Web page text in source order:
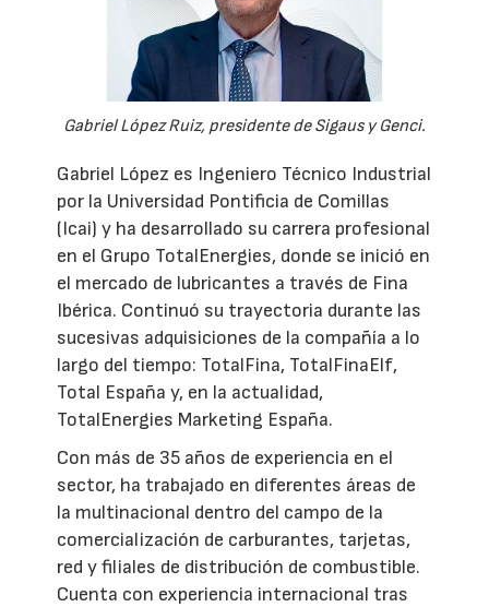
Gabriel López Ruiz, presidente de Sigaus y Genci.
Gabriel López es Ingeniero Técnico Industrial
por la Universidad Pontificia de Comillas
(Icai) y ha desarrollado su carrera profesional
en el Grupo TotalEnergies, donde se inició en
el mercado de lubricantes a través de Fina
Ibérica. Continuó su trayectoria durante las
sucesivas adquisiciones de la compañía a lo
largo del tiempo: TotalFina, TotalFinaElf,
Total España y, en la actualidad,
TotalEnergies Marketing España.
Con más de 35 años de experiencia en el
sector, ha trabajado en diferentes áreas de
la multinacional dentro del campo de la
comercialización de carburantes, tarjetas,
red y filiales de distribución de combustible.
Cuenta con experiencia internacional tras